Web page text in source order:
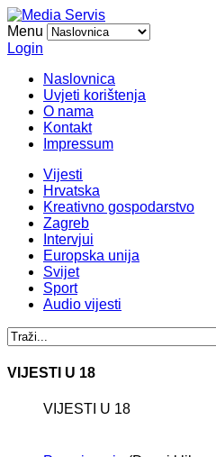
Menu
Login
Naslovnica
Uvjeti korištenja
O nama
Kontakt
Impressum
Vijesti
Hrvatska
Kreativno gospodarstvo
Zagreb
Intervjui
Europska unija
Svijet
Sport
Audio vijesti
VIJESTI U 18
VIJESTI U 18